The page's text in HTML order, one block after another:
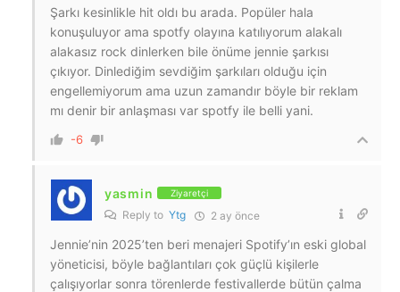
Şarkı kesinlikle hit oldı bu arada. Popüler hala
konuşuluyor ama spotfy olayına katılıyorum alakalı
alakasız rock dinlerken bile önüme jennie şarkısı
çıkıyor. Dinlediğim sevdiğim şarkıları olduğu için
engellemiyorum ama uzun zamandır böyle bir reklam
mı denir bir anlaşması var spotfy ile belli yani.
-6
yasmin Ziyaretçi
Reply to Ytg 2 ay önce
Jennie’nin 2025’ten beri menajeri Spotify’ın eski global
yöneticisi, böyle bağlantıları çok güçlü kişilerle
çalışıyorlar sonra törenlerde festivallerde bütün çalma